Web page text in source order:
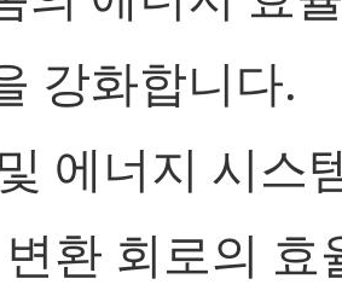
강화합니다.
에너지 시스
환 회로의 효